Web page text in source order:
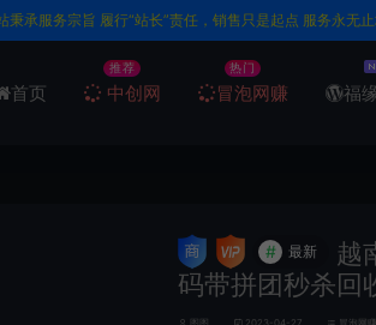
承服务宗旨 履行“站长”责任，销售只是起点 服务永无止
首页 中创网
推荐
冒泡网赚
热门
福
# 最新
越
码带拼团秒杀回
图图 2023-04-27 冒泡网赚